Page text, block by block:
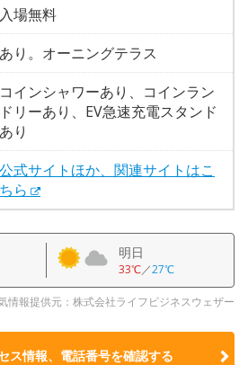
入場無料
あり。オーニングテラス
コインシャワーあり、コインラン
ドリーあり、EV急速充電スタンド
あり
公式サイトほか、関連サイトはこ
ちら
明日
33℃／27℃
情報提供元：株式会社ライフビジネスウェザー
ス情報、電話番号を確認する